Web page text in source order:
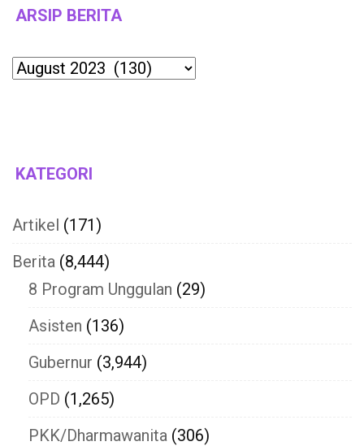
ARSIP BERITA
Archives
KATEGORI
Artikel (171)
Berita (8,444)
8 Program Unggulan (29)
Asisten (136)
Gubernur (3,944)
OPD (1,265)
PKK/Dharmawanita (306)